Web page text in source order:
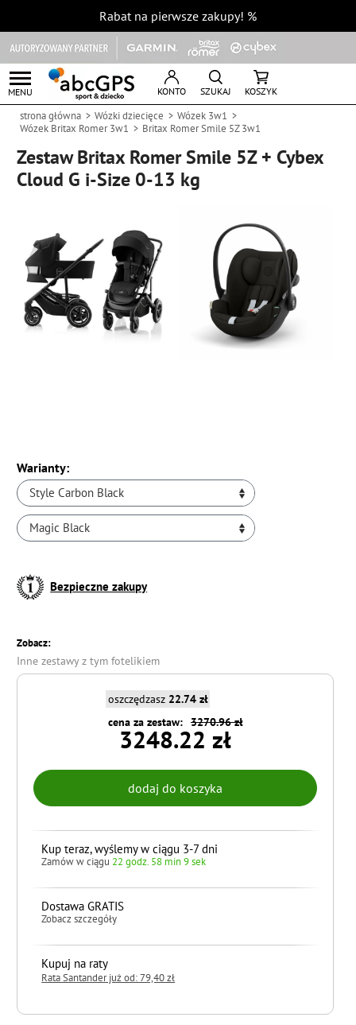
Rabat na pierwsze zakupy! %
MENU KONTO SZUKAJ KOSZYK
strona główna Wózki dziecięce
Wózek 3w1
Wózek Britax Romer 3w1
Britax Romer Smile 5Z 3w1
Zestaw Britax Romer Smile 5Z + Cybex
Cloud G i-Size 0-13 kg
Warianty:
Style Carbon Black
Magic Black
Bezpieczne zakupy
Zobacz:
Inne zestawy z tym fotelikiem
oszczędzasz 22.74 zł
3270.96 zł
cena za zestaw:
3248.22 zł
Kup teraz, wyślemy w ciągu 3-7 dni
Zamów w ciągu 22 godz. 58 min 8 sek
Dostawa GRATIS
Zobacz szczegóły
Kupuj na raty
Rata Santander już od: 79,40 zł